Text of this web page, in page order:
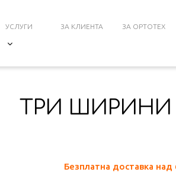
УСЛУГИ ЗА КЛИЕНТА ЗА ОРТОТЕХ
ТРИ ШИРИНИ
Безплатна доставка над